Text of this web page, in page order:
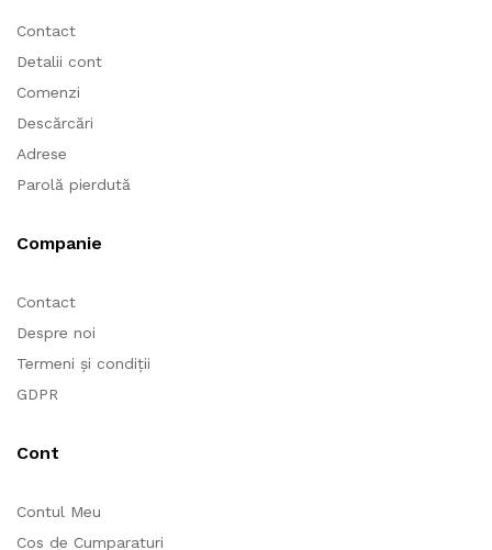
Contact
Detalii cont
Comenzi
Descărcări
Adrese
Parolă pierdută
Companie
Contact
Despre noi
Termeni și condiții
GDPR
Cont
Contul Meu
Cos de Cumparaturi